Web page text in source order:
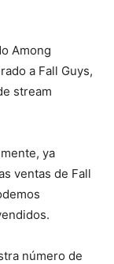
Among
a Fall Guys,
stream
ya
ventas de Fall
número de